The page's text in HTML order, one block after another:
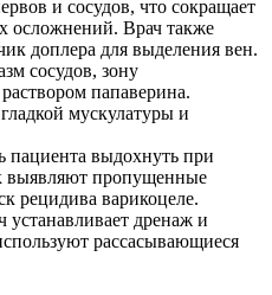
и сосудов, что сокращает
осложнений. Врач также
доплера для выделения вен.
сосудов, зону
папаверина.
мускулатуры и
пациента выдохнуть при
выявляют пропущенные
рецидива варикоцеле.
дренаж и
рассасывающиеся